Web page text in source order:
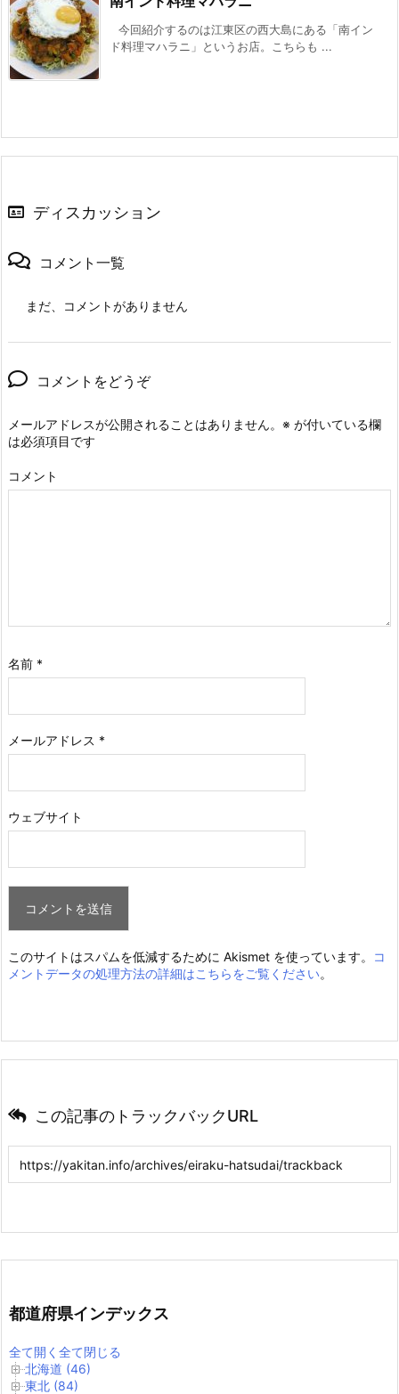
今回紹介するのは江東区の西大島にある「南イン
ド料理マハラニ」というお店。こちらも ...
ディスカッション
コメント一覧
まだ、コメントがありません
コメントをどうぞ
メールアドレスが公開されることはありません。 ※ が付いている欄
は必須項目です
コメント
名前 *
メールアドレス *
ウェブサイト
このサイトはスパムを低減するために Akismet を使っています。
コ
メントデータの処理方法の詳細はこちらをご覧ください。
この記事のトラックバックURL
都道府県インデックス
全て開く 全て閉じる
北海道 (46)
東北 (84)